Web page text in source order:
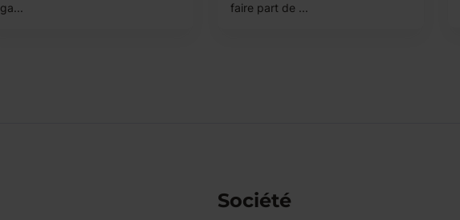
ga...
faire part de ...
Société